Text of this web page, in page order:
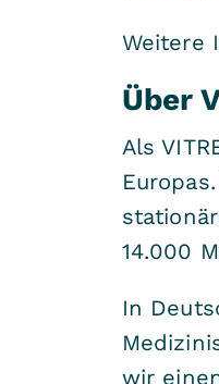
Weitere
Über
Als
14.000
In
wir